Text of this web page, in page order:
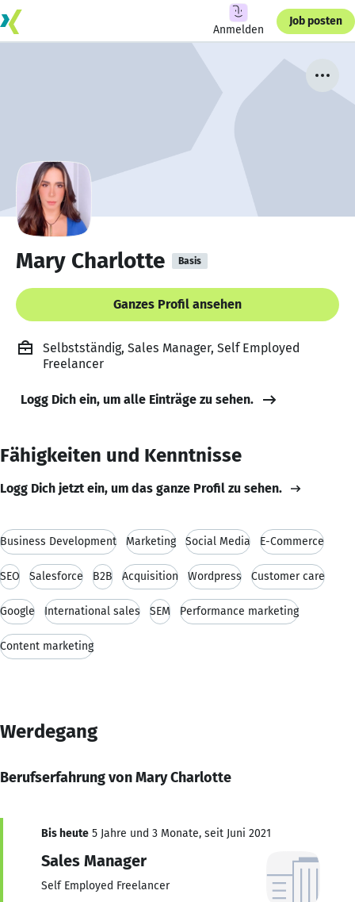
Anmelden
Job posten
Mary Charlotte Basis
Ganzes Profil ansehen
Selbstständig, Sales Manager, Self Employed
Freelancer
Logg Dich ein, um alle Einträge zu sehen.
Fähigkeiten und Kenntnisse
Logg Dich jetzt ein, um das ganze Profil zu sehen.
Business Development Marketing Social Media E-Commerce
SEO Salesforce B2B Acquisition Wordpress Customer care
Google International sales SEM Performance marketing
Content marketing
Werdegang
Berufserfahrung von Mary Charlotte
Bis heute 5 Jahre und 3 Monate, seit Juni 2021
Sales Manager
Self Employed Freelancer